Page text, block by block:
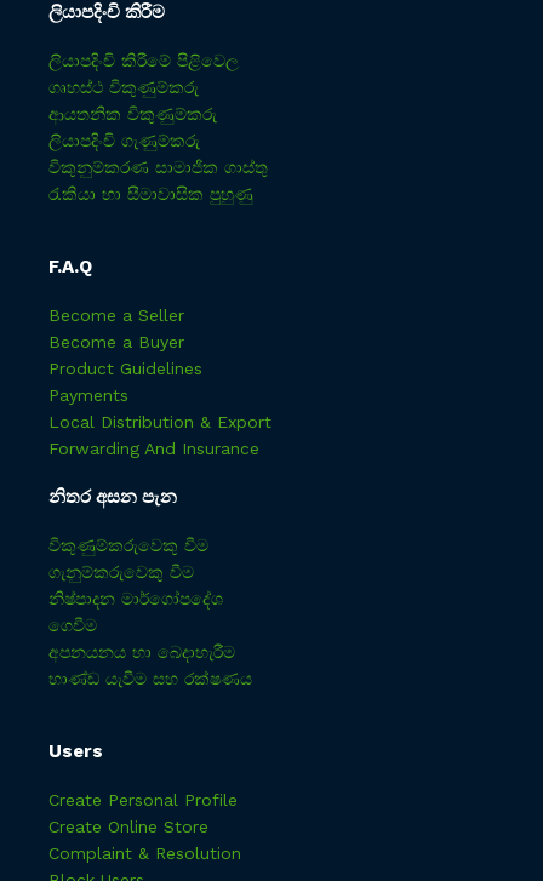
ලියාපදිංචි කිරීම
ලියාපදිංචි කිරීමේ පිළිවෙල
ගෘහස්ථ විකුණුම්කරු
ආයතනික විකුණුම්කරු
ලියාපදිංචි ගැණුම්කරු
විකුනුම්කරණ සාමාජික ගාස්තු
රැකියා හා සීමාවාසික පුහුණු
F.A.Q
Become a Seller
Become a Buyer
Product Guidelines
Payments
Local Distribution & Export
Forwarding And Insurance
නිතර අසන පැන
විකුණුම්කරුවෙකු වීම
ගැනුම්කරුවෙකු වීම
නිෂ්පාදන මාර්ගෝපදේශ
ගෙවීම
අපනයනය හා බෙදාහැරීම
භාණ්ඩ යැවීම සහ රක්ෂණය
Users
Create Personal Profile
Create Online Store
Complaint & Resolution